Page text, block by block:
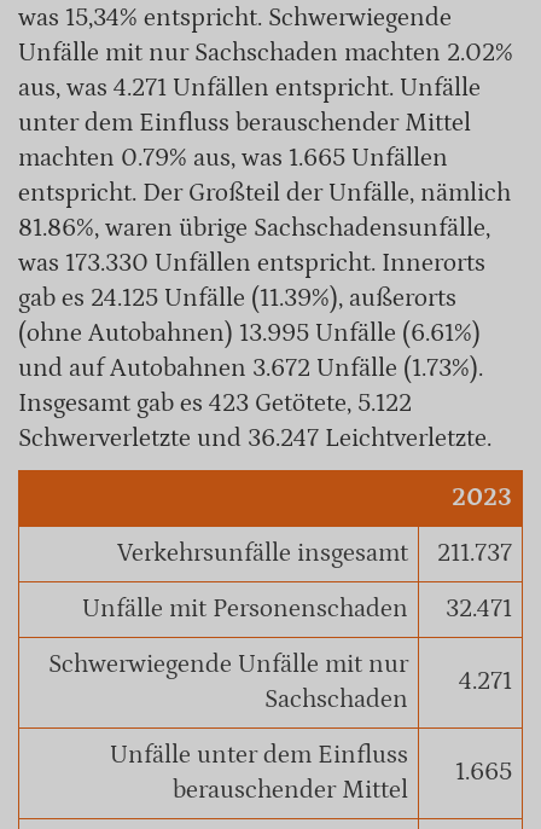
was 15,34% entspricht. Schwerwiegende
Unfälle mit nur Sachschaden machten 2.02%
aus, was 4.271 Unfällen entspricht. Unfälle
unter dem Einfluss berauschender Mittel
machten 0.79% aus, was 1.665 Unfällen
entspricht. Der Großteil der Unfälle, nämlich
81.86%, waren übrige Sachschadensunfälle,
was 173.330 Unfällen entspricht. Innerorts
gab es 24.125 Unfälle (11.39%), außerorts
(ohne Autobahnen) 13.995 Unfälle (6.61%)
und auf Autobahnen 3.672 Unfälle (1.73%).
Insgesamt gab es 423 Getötete, 5.122
Schwerverletzte und 36.247 Leichtverletzte.
2023
Verkehrsunfälle insgesamt
211.737
Unfälle mit Personenschaden
32.471
Schwerwiegende Unfälle mit nur
Sachschaden
4.271
Unfälle unter dem Einfluss
berauschender Mittel
1.665